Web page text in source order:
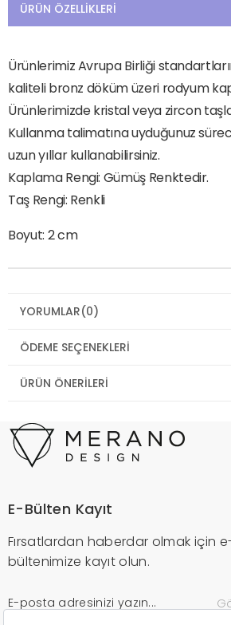
ÜRÜN ÖZELLIKLERI
Ürünlerimiz Avrupa Birliği
kaliteli bronz döküm üzeri rodyum
Ürünlerimizde kristal veya zircon
Kullanma talimatına uyduğunuz
uzun yıllar kullanabilirsiniz.
Kaplama Rengi: Gümüş Renktedir.
Taş Rengi: Renkli
Boyut: 2 cm
YORUMLAR(0)
ÖDEME SEÇENEKLERI
ÜRÜN ÖNERILERI
E-Bülten Kayıt
Fırsatlardan haberdar olmak için
bültenimize kayıt olun.